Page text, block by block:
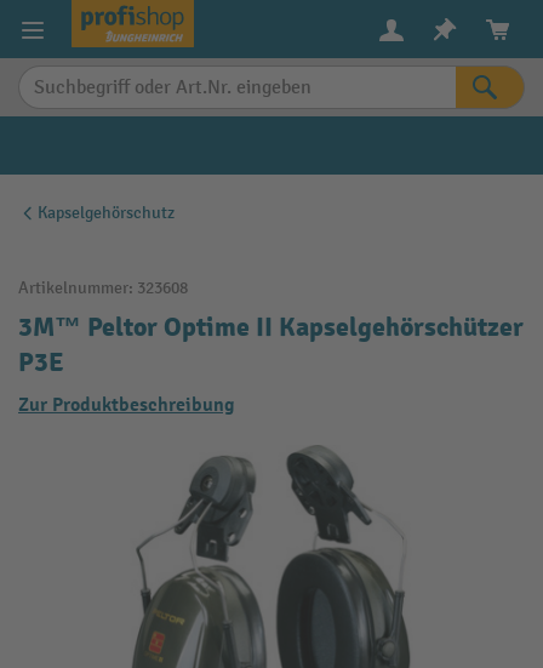
springen
Kapselgehörschutz
Artikelnummer: 323608
3M™ Peltor Optime II Kapselgehörschützer
P3E
Zur Produktbeschreibung